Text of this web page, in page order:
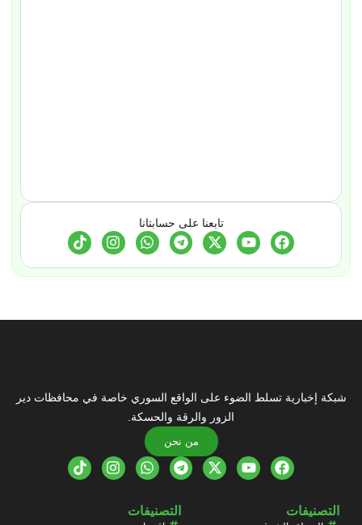
تابعنا على حسابتانا
شبكة إخبارية تسلط الضوء على الواقع السوري خاصة في محافظات دير
الزور والرقة والحسكة.
من نحن
التصنيفات التصنيفات